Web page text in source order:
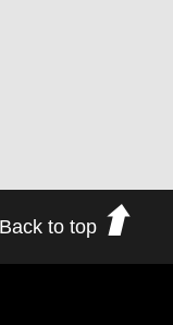
Back to top